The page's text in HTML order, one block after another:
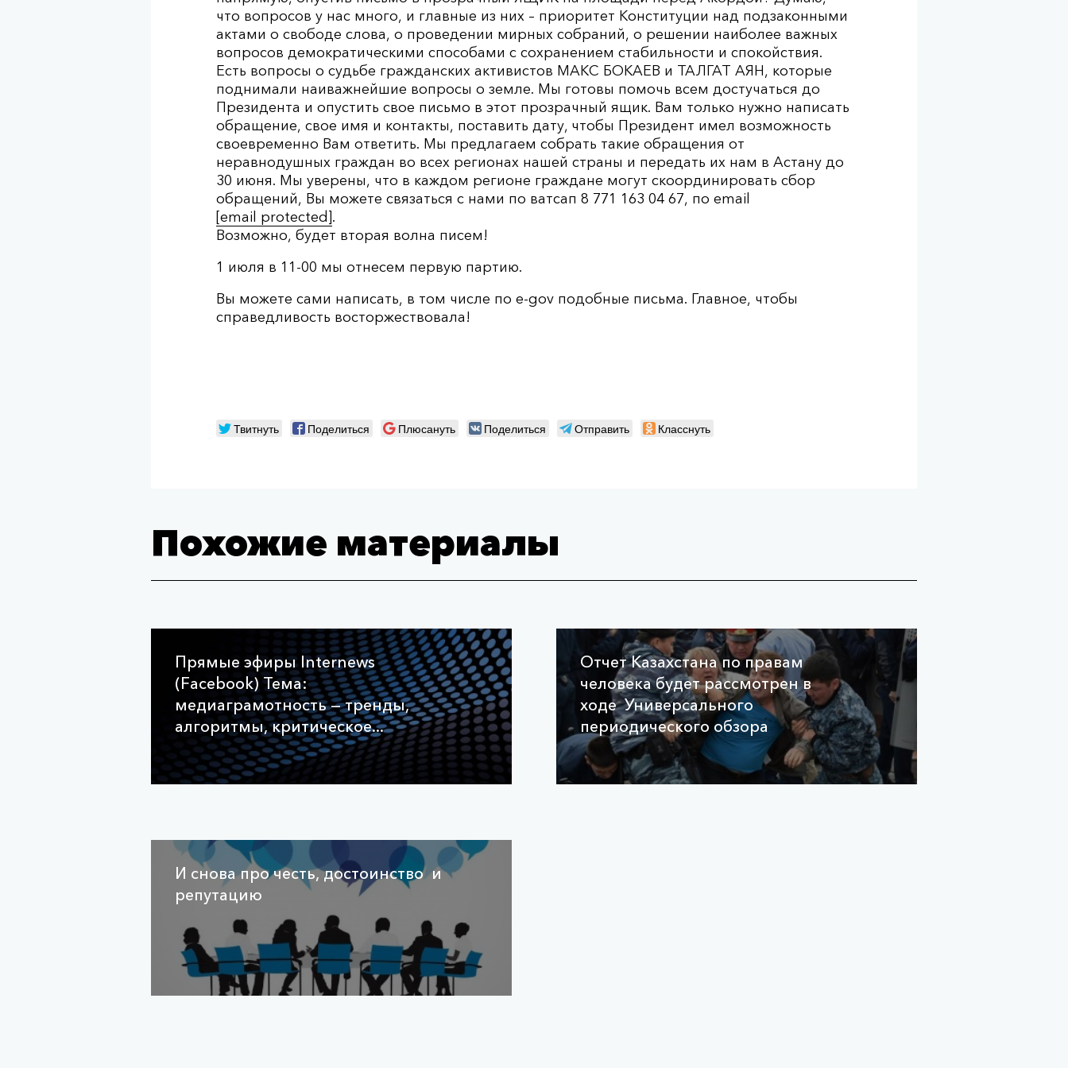
что вопросов у нас много, и главные из них – приоритет Конституции над подзаконными
актами о свободе слова, о проведении мирных собраний, о решении наиболее важных
вопросов демократическими способами с сохранением стабильности и спокойствия.
Есть вопросы о судьбе гражданских активистов МАКС БОКАЕВ и ТАЛГАТ АЯН, которые
поднимали наиважнейшие вопросы о земле. Мы готовы помочь всем достучаться до
Президента и опустить свое письмо в этот прозрачный ящик. Вам только нужно написать
обращение, свое имя и контакты, поставить дату, чтобы Президент имел возможность
своевременно Вам ответить. Мы предлагаем собрать такие обращения от
неравнодушных граждан во всех регионах нашей страны и передать их нам в Астану до
30 июня. Мы уверены, что в каждом регионе граждане могут скоординировать сбор
обращений, Вы можете связаться с нами по ватсап 8 771 163 04 67, по email
[email protected].
Возможно, будет вторая волна писем!
1 июля в 11-00 мы отнесем первую партию.
Вы можете сами написать, в том числе по e-gov подобные письма. Главное, чтобы
справедливость восторжествовала!
Твитнуть Поделиться Плюсануть Поделиться Отправить Класснуть
Похожие материалы
Прямые эфиры Internews
(Facebook) Тема:
медиаграмотность — тренды,
алгоритмы, критическое...
Отчет Казахстана по правам
человека будет рассмотрен в
ходе Универсального
периодического обзора
И снова про честь, достоинство и
репутацию